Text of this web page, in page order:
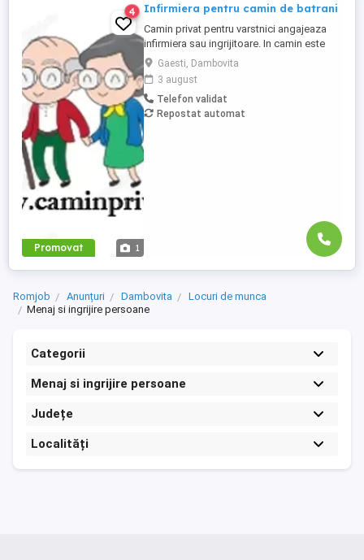
Promovat 1
4 Infirmiera pentru camin de batrani
Camin privat pentru varstnici angajeaza
infirmiera sau ingrijitoare. In camin este
personal medical 24 7. Asiguram mesele.
Mai multe detalii, la telefon.
Gaesti, Dambovita
3 august
Telefon validat
Repostat automat
Romjob Anunțuri Dambovita
Locuri de munca
Menaj si ingrijire persoane
Categorii
Menaj si ingrijire persoane
Județe
Localități